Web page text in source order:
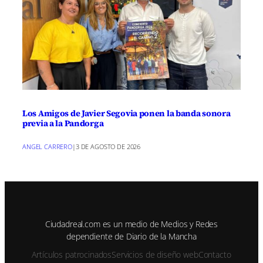
Los Amigos de Javier Segovia ponen la banda sonora
previa a la Pandorga
ANGEL CARRERO|3 DE AGOSTO DE 2026
Ciudadreal.com es un medio de Medios y Redes
dependiente de Diario de la Mancha
Artículos patrocinadosServicios de diseño webContacto